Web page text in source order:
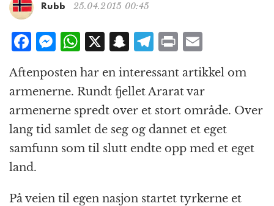
Rubb 25.04.2015 00:45
F
c
e
b
o
o
k
M
ss
e
n
g
e
W
h
at
s
A
p
p
X S
a
p
c
h
at
T
e
g
r
a
m
P
n
t
m
ai
l
Aftenposten har en interessant artikkel om
armenerne. Rundt fjellet Ararat var
armenerne spredt over et stort område. Over
lang tid samlet de seg og dannet et eget
samfunn som til slutt endte opp med et eget
land.
På veien til egen nasjon startet tyrkerne et